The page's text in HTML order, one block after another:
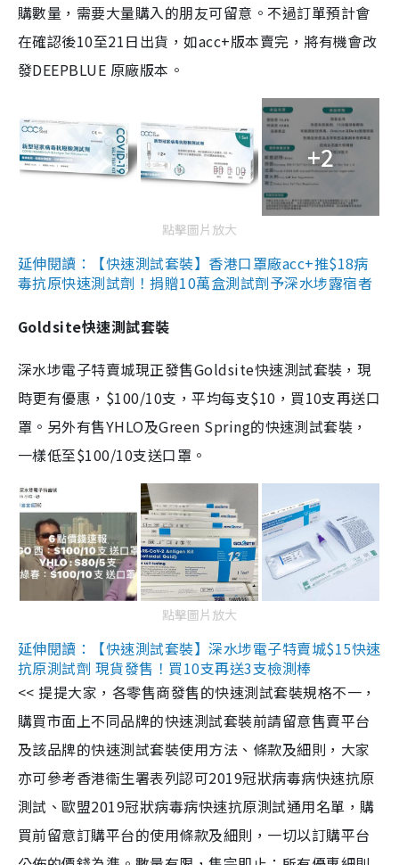
購數量，需要大量購入的朋友可留意。不過訂單預計會
在確認後10至21日出貨，如acc+版本賣完，將有機會改
發DEEPBLUE 原廠版本。
+2
點擊圖片放大
延伸閱讀：【快速測試套裝】香港口罩廠acc+推$18病
毒抗原快速測試劑！捐贈10萬盒測試劑予深水埗露宿者
Goldsite快速測試套裝
深水埗電子特賣城現正發售Goldsite快速測試套裝，現
時更有優惠，$100/10支，平均每支$10，買10支再送口
罩。另外有售YHLO及Green Spring的快速測試套裝，
一樣低至$100/10支送口罩。
點擊圖片放大
延伸閱讀：【快速測試套裝】深水埗電子特賣城$15快速
抗原測試劑 現貨發售！買10支再送3支檢測棒
<< 提提大家，各零售商發售的快速測試套裝規格不一，
購買市面上不同品牌的快速測試套裝前請留意售賣平台
及該品牌的快速測試套裝使用方法、條款及細則，大家
亦可參考香港衞生署表列認可2019冠狀病毒病快速抗原
測試、歐盟2019冠狀病毒病快速抗原測試通用名單，購
買前留意訂購平台的使用條款及細則，一切以訂購平台